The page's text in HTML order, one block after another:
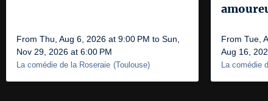
From Thu, Aug 6, 2026 at 9:00 PM to Sun,
Nov 29, 2026 at 6:00 PM
La comédie de la Roseraie (Toulouse)
From Tue,
Aug 16,
La comédie